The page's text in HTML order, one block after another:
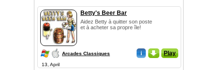
Betty's Beer Bar
Aidez Betty à quitter son poste
et à acheter sa propre île!
Arcades Classiques i _ Play
13, April